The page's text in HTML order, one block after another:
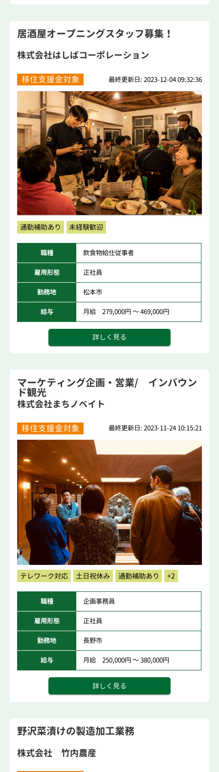
居酒屋オープニングスタッフ募集！
株式会社はしばコーポレーション
移住支援金対象 最終更新日: 2023-12-04 09:32:36
通勤補助あり 未経験歓迎
職種 飲食物給仕従事者
雇用形態 正社員
勤務地 松本市
給与 月給 279,000円 ～ 469,000円
詳しく見る
マーケティング企画・営業/ インバウン
ド観光
株式会社まちノベイト
移住支援金対象 最終更新日: 2023-11-24 10:15:21
テレワーク対応 土日祝休み 通勤補助あり +2
職種 企画事務員
雇用形態 正社員
勤務地 長野市
給与 月給 250,000円 ～ 380,000円
詳しく見る
野沢菜漬けの製造加工業務
株式会社 竹内農産